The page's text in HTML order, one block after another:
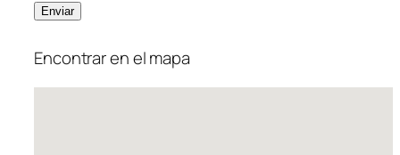
Encontrar en el mapa